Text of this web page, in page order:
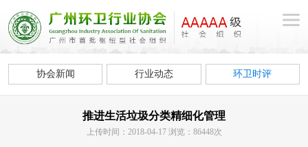
协会新闻 行业动态 环卫时评
推进生活垃圾分类精细化管理
上传时间：2018-04-17 浏览：86448次